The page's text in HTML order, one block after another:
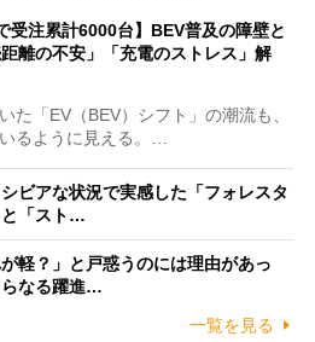
受注累計6000台】BEV普及の障壁と
離の不安」「充電のストレス」解
「EV（BEV）シフト」の潮流も、
るように見える。…
ビアな状況で実感した「フォレスタ
「スト…
軽？」と戸惑うのには理由があっ
なる躍進…
一覧を見る